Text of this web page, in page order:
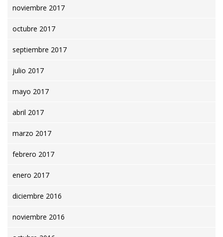
noviembre 2017
octubre 2017
septiembre 2017
julio 2017
mayo 2017
abril 2017
marzo 2017
febrero 2017
enero 2017
diciembre 2016
noviembre 2016